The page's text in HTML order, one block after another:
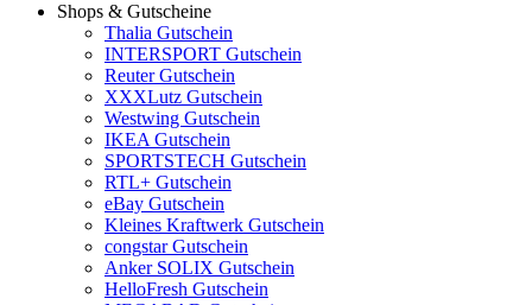
Shops & Gutscheine
Thalia Gutschein
INTERSPORT Gutschein
Reuter Gutschein
XXXLutz Gutschein
Westwing Gutschein
IKEA Gutschein
SPORTSTECH Gutschein
RTL+ Gutschein
eBay Gutschein
Kleines Kraftwerk Gutschein
congstar Gutschein
Anker SOLIX Gutschein
HelloFresh Gutschein